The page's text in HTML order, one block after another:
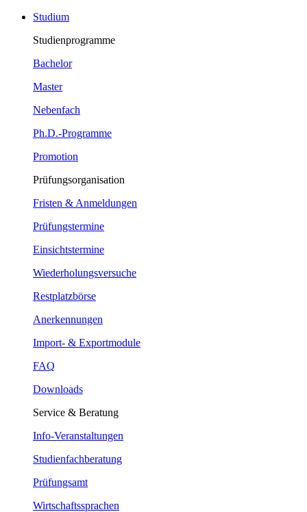
Studium
Studienprogramme
Bachelor
Master
Nebenfach
Ph.D.-Programme
Promotion
Prüfungsorganisation
Fristen & Anmeldungen
Prüfungstermine
Einsichtstermine
Wiederholungsversuche
Restplatzbörse
Anerkennungen
Import- & Exportmodule
FAQ
Downloads
Service & Beratung
Info-Veranstaltungen
Studienfachberatung
Prüfungsamt
Wirtschaftssprachen